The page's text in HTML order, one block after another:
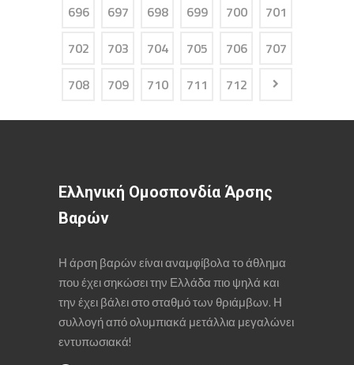
696
697 698 699 700
701
702
703 704 705 706
707
708
709 710 711 712
Ελληνική Ομοσπονδία Άρσης
Βαρών
Η άρση βαρών είναι αναμφίβολα το άθλημα
που έχει σηκώσει την Ελλάδα πιο ψηλά και
την έχει βάλει στο σταθμό των θριάμβων. Η
συλλογή από ολυμπιακά μετάλλια μεγαλώνει
εντυπωσιακά!